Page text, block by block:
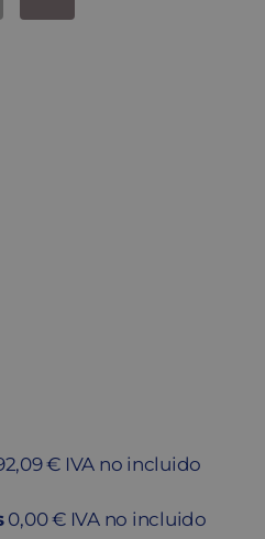
€ IVA no incluido
0,00 € IVA no incluido